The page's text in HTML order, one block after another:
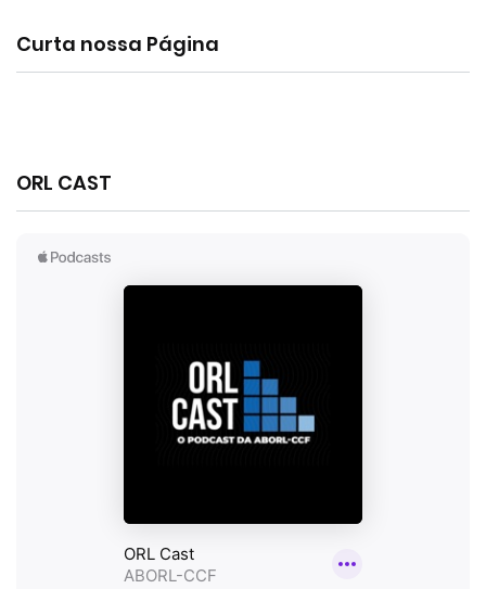
Curta nossa Página
ORL CAST